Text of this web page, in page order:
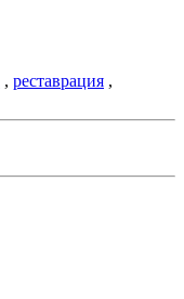
, реставрация ,